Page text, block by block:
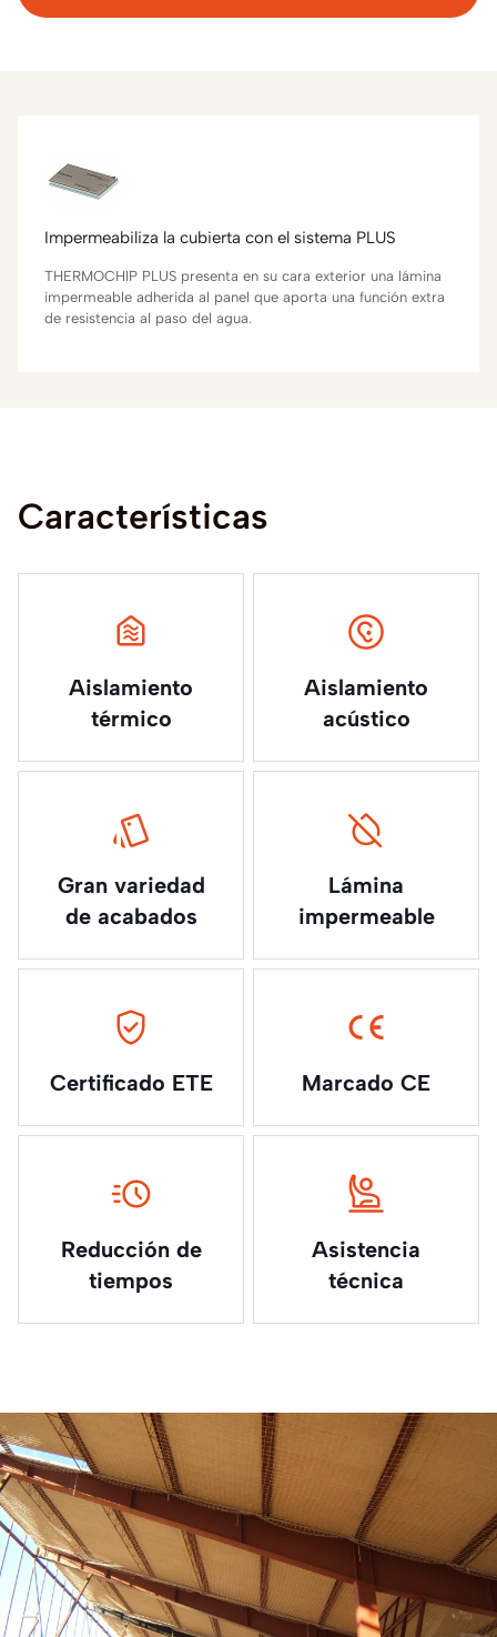
Impermeabiliza la cubierta con el sistema PLUS
THERMOCHIP PLUS presenta en su cara exterior una lámina
impermeable adherida al panel que aporta una función extra
de resistencia al paso del agua.
Características
Aislamiento
térmico
Aislamiento
acústico
Gran variedad
de acabados
Lámina
impermeable
Certificado ETE Marcado CE
Reducción de
tiempos
Asistencia
técnica